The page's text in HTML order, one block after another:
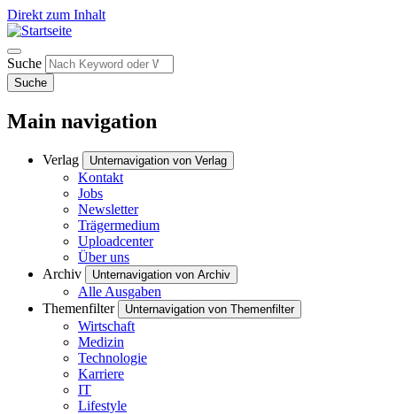
Direkt zum Inhalt
Suche
Suche
Main navigation
Verlag Unternavigation von Verlag
Kontakt
Jobs
Newsletter
Trägermedium
Uploadcenter
Über uns
Archiv
Unternavigation von Archiv
Alle Ausgaben
Themenfilter
Unternavigation von Themenfilter
Wirtschaft
Medizin
Technologie
Karriere
IT
Lifestyle